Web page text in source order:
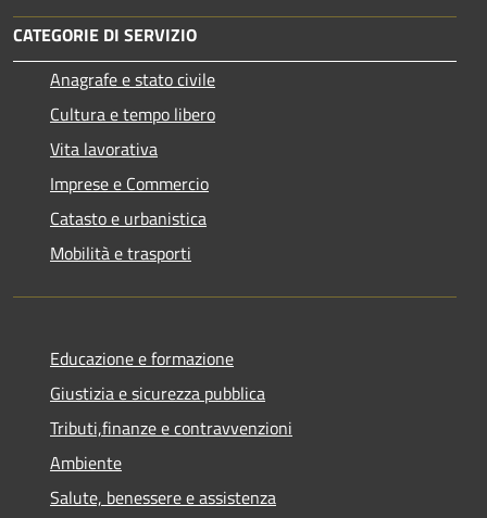
CATEGORIE DI SERVIZIO
Anagrafe e stato civile
Cultura e tempo libero
Vita lavorativa
Imprese e Commercio
Catasto e urbanistica
Mobilità e trasporti
Educazione e formazione
Giustizia e sicurezza pubblica
Tributi,finanze e contravvenzioni
Ambiente
Salute, benessere e assistenza